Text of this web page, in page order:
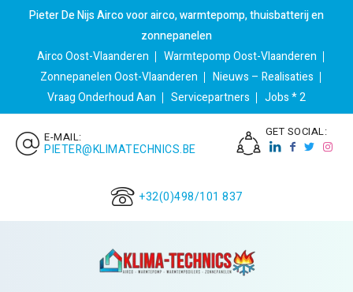
Pieter De Nijs Airco voor airco, warmtepomp, thuisbatterij en
zonnepanelen
Airco Oost-Vlaanderen
Warmtepomp Oost-Vlaanderen
Zonnepanelen Oost-Vlaanderen
Nieuws – Realisaties
Vraag Onderhoud Aan
Servicepartners Jobs * 2
E-MAIL:
PIETER@KLIMATECHNICS.BE
GET SOCIAL:
+32(0)498/101 837